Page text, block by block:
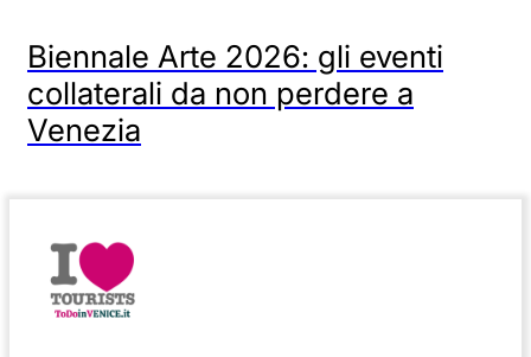
Biennale Arte 2026: gli eventi
collaterali da non perdere a
Venezia